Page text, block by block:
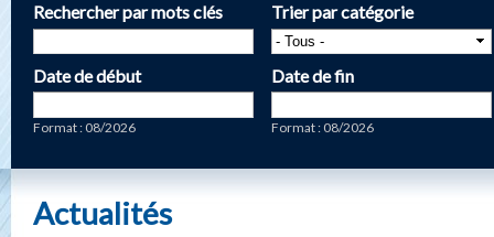
Rechercher par mots clés Trier par catégorie
Date de début
Format : 08/2026
Date de fin
Format : 08/2026
Actualités